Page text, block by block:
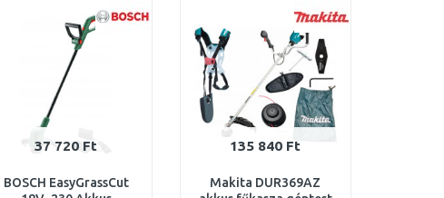
Összehasonlítás Összehasonlítás
37 720 Ft
BOSCH EasyGrassCut
135 840 Ft
Makita DUR369AZ